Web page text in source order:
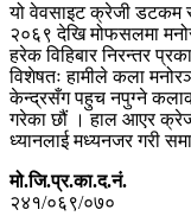
यो वेवसाइट क्रेजी डटकम
२०६९ देखि मोफसलमा
हरेक विहिबार निरन्तर
विशेषतः हामीले कला
केन्द्रसँग पहुच नपुग्ने
गरेका छौं । हाल आएर
ध्यानलाई मध्यनजर गरी
मो.जि.प्र.का.द.नं.
२४१/०६९/०७०